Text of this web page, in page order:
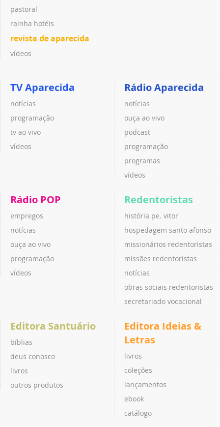
pastoral
rainha hotéis
revista de aparecida
vídeos
TV Aparecida
notícias
programação
tv ao vivo
vídeos
Rádio Aparecida
notícias
ouça ao vivo
podcast
programação
programas
vídeos
Rádio POP
empregos
notícias
ouça ao vivo
programação
vídeos
Redentoristas
história pe. vitor
hospedagem santo afonso
missionários redentoristas
missões redentoristas
notícias
obras sociais redentoristas
secretariado vocacional
Editora Santuário
bíblias
deus conosco
livros
outros produtos
Editora Ideias &
Letras
livros
coleções
lançamentos
ebook
catálogo